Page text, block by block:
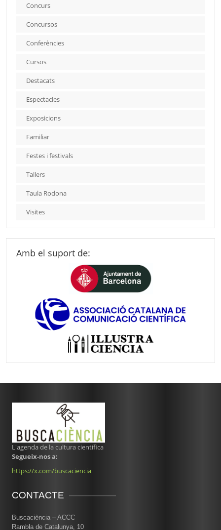
Concurs
Concursos
Conferències
Cursos
Destacats
Espectacles
Exposicions
Familiar
Festes i festivals
Tallers
Taula Rodona
Visites
Amb el suport de:
L'agenda de la cultura científica
Segueix-nos a:
https://x.com/buscaciencia
CONTACTE
Buscaciència – ACCC
Rambla de Catalunya, 10